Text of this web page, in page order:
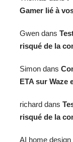
Gamer lié à
Gwen dans
risqué de la
Simon dans
ETA sur Waze
richard dans
risqué de la
AI home design